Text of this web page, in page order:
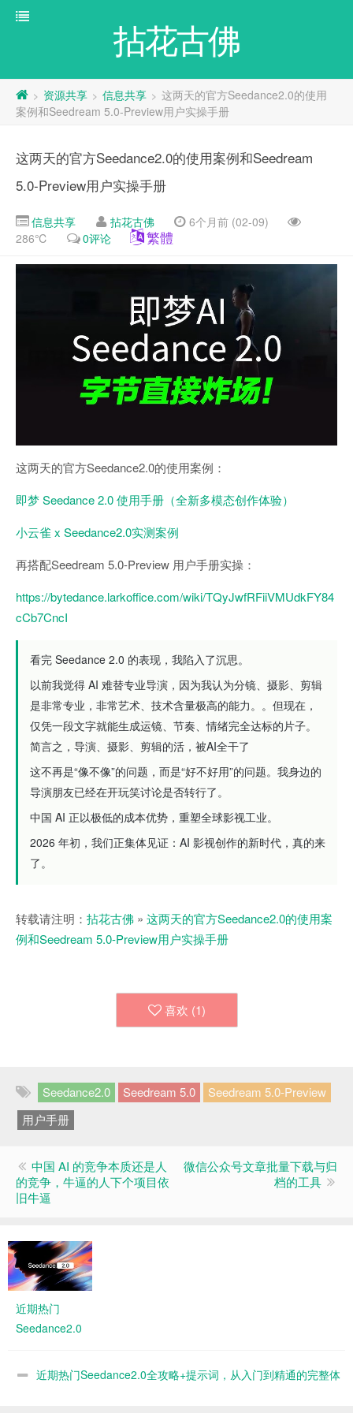
拈花古佛
> 资源共享 > 信息共享 > 这两天的官方Seedance2.0的使用
案例和Seedream 5.0-Preview用户实操手册
这两天的官方Seedance2.0的使用案例和Seedream
5.0-Preview用户实操手册
信息共享 拈花古佛
6个月前 (02-09)
286℃
0评论 繁體
这两天的官方Seedance2.0的使用案例：
即梦 Seedance 2.0 使用手册（全新多模态创作体验）
小云雀 x Seedance2.0实测案例
再搭配Seedream 5.0-Preview 用户手册实操：
https://bytedance.larkoffice.com/wiki/TQyJwfRFiiVMUdkFY84
cCb7CncI
看完 Seedance 2.0 的表现，我陷入了沉思。
以前我觉得 AI 难替专业导演，因为我认为分镜、摄影、剪辑
是非常专业，非常艺术、技术含量极高的能力。。但现在，
仅凭一段文字就能生成运镜、节奏、情绪完全达标的片子。
简言之，导演、摄影、剪辑的活，被AI全干了
这不再是“像不像”的问题，而是“好不好用”的问题。我身边的
导演朋友已经在开玩笑讨论是否转行了。
中国 AI 正以极低的成本优势，重塑全球影视工业。
2026 年初，我们正集体见证：AI 影视创作的新时代，真的来
了。
转载请注明： 拈花古佛 » 这两天的官方Seedance2.0的使用案
例和Seedream 5.0-Preview用户实操手册
喜欢 (1)
Seedance2.0 Seedream 5.0
Seedream 5.0-Preview
用户手册
中国 AI 的竞争本质还是人
的竞争，牛逼的人下个项目依
旧牛逼
微信公众号文章批量下载与归
档的工具
近期热门
Seedance2.0
词，从入门到
近期热门Seedance2.0全攻略+提示词，从入门到精通的完整体